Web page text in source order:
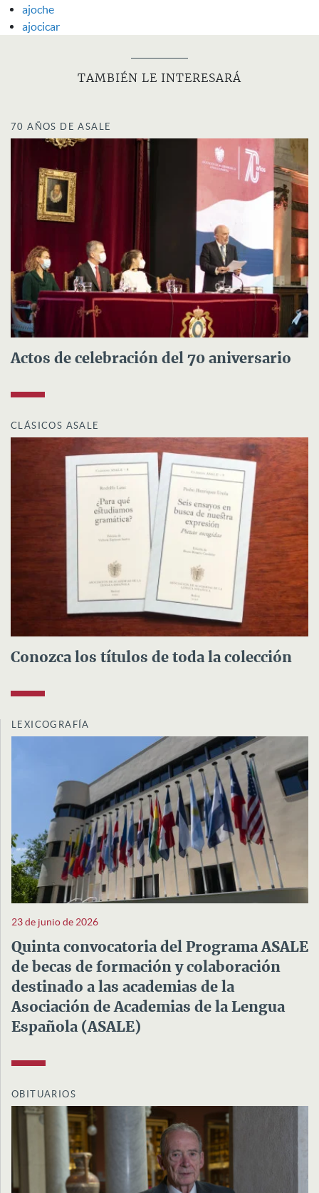
ajoche
ajocicar
TAMBIÉN LE INTERESARÁ
70 AÑOS DE ASALE
Actos de celebración del 70 aniversario
CLÁSICOS ASALE
Conozca los títulos de toda la colección
LEXICOGRAFÍA
23 de junio de 2026
Quinta convocatoria del Programa ASALE
de becas de formación y colaboración
destinado a las academias de la
Asociación de Academias de la Lengua
Española (ASALE)
OBITUARIOS